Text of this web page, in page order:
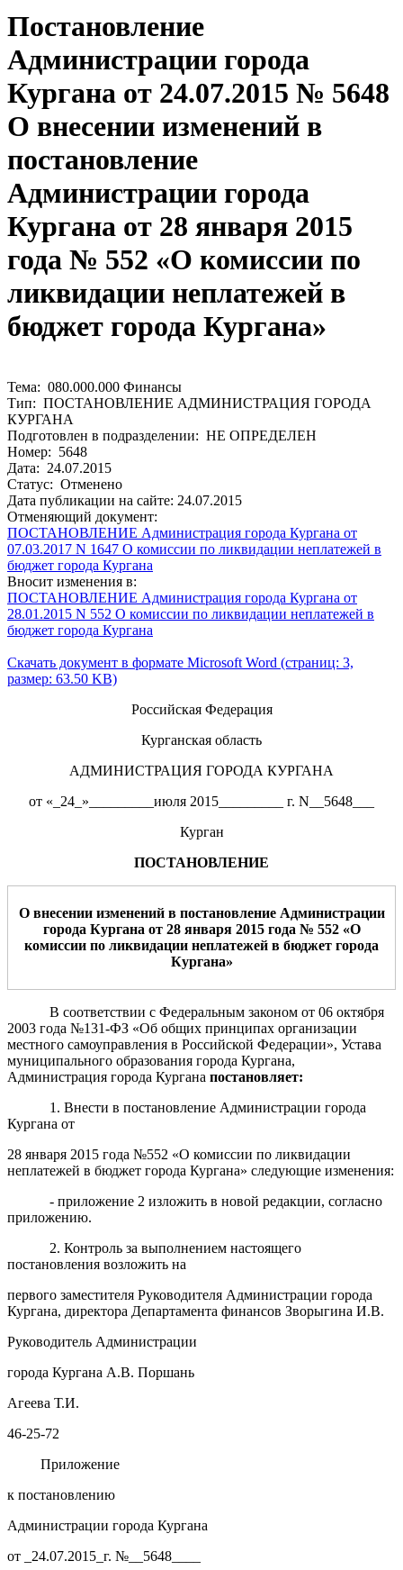
Постановление
Администрации города
Кургана от 24.07.2015 № 5648
О внесении изменений в
постановление
Администрации города
Кургана от 28 января 2015
года № 552 «О комиссии по
ликвидации неплатежей в
бюджет города Кургана»
Тема: 080.000.000 Финансы
Тип: ПОСТАНОВЛЕНИЕ АДМИНИСТРАЦИЯ ГОРОДА
КУРГАНА
Подготовлен в подразделении: НЕ ОПРЕДЕЛЕН
Номер: 5648
Дата: 24.07.2015
Статус: Отменено
Дата публикации на сайте: 24.07.2015
Отменяющий документ:
ПОСТАНОВЛЕНИЕ Администрация города Кургана от
07.03.2017 N 1647 О комиссии по ликвидации неплатежей в
бюджет города Кургана
Вносит изменения в:
ПОСТАНОВЛЕНИЕ Администрация города Кургана от
28.01.2015 N 552 О комиссии по ликвидации неплатежей в
бюджет города Кургана
Скачать документ в формате Microsoft Word (страниц: 3,
размер: 63.50 KB)
Российская Федерация
Курганская область
АДМИНИСТРАЦИЯ ГОРОДА КУРГАНА
от «_24_»_________июля 2015_________ г. N__5648___
Курган
ПОСТАНОВЛЕНИЕ
О внесении изменений в постановление Администрации
города Кургана от 28 января 2015 года № 552 «О
комиссии по ликвидации неплатежей в бюджет города
Кургана»
В соответствии с Федеральным законом от 06 октября
2003 года №131-ФЗ «Об общих принципах организации
местного самоуправления в Российской Федерации», Устава
муниципального образования города Кургана,
Администрация города Кургана постановляет:
1. Внести в постановление Администрации города
Кургана от
28 января 2015 года №552 «О комиссии по ликвидации
неплатежей в бюджет города Кургана» следующие изменения:
- приложение 2 изложить в новой редакции, согласно
приложению.
2. Контроль за выполнением настоящего
постановления возложить на
первого заместителя Руководителя Администрации города
Кургана, директора Департамента финансов Зворыгина И.В.
Руководитель Администрации
города Кургана А.В. Поршань
Агеева Т.И.
46-25-72
Приложение
к постановлению
Администрации города Кургана
от _24.07.2015_г. №__5648____